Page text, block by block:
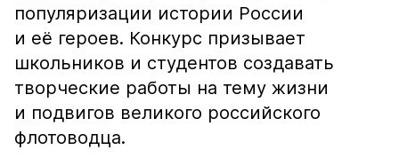
популяризации истории России
и её героев. Конкурс призывает
школьников и студентов создавать
творческие работы на тему жизни
и подвигов великого российского
флотоводца.